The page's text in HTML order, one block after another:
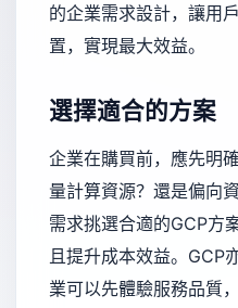
的企業需求設計，讓用
置，實現最大效益。
選擇適合的方案
企業在購買前，應先明
量計算資源？還是偏向
需求挑選合適的GCP方
且提升成本效益。GCP
業可以先體驗服務品質